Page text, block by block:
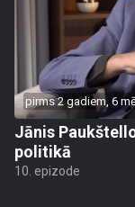
pirms 2 gadiem, 6
Jānis
politikā
10. epizode